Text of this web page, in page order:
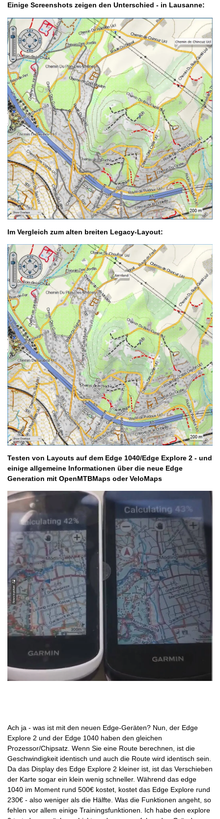
Einige Screenshots zeigen den Unterschied - in Lausanne:
Im Vergleich zum alten breiten Legacy-Layout:
Testen von Layouts auf dem Edge 1040/Edge Explore 2 - und
einige allgemeine Informationen über die neue Edge
Generation mit OpenMTBMaps oder VeloMaps
Ach ja - was ist mit den neuen Edge-Geräten? Nun, der Edge
Explore 2 und der Edge 1040 haben den gleichen
Prozessor/Chipsatz. Wenn Sie eine Route berechnen, ist die
Geschwindigkeit identisch und auch die Route wird identisch sein.
Da das Display des Edge Explore 2 kleiner ist, ist das Verschieben
der Karte sogar ein klein wenig schneller. Während das edge
1040 im Moment rund 500€ kostet, kostet das Edge Explore rund
230€ - also weniger als die Hälfte. Was die Funktionen angeht, so
fehlen vor allem einige Trainingsfunktionen. Ich habe den explore